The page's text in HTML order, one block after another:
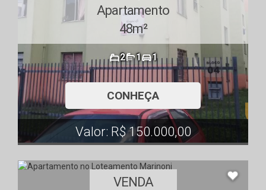
Apartamento
48m²
2 1 1
CONHEÇA
Valor: R$ 150.000,00
VENDA